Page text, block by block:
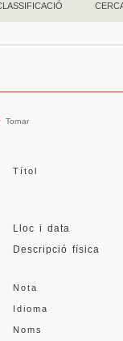
Tornar
Títol
Lloc i data
Descripció física
Nota
Idioma
Noms